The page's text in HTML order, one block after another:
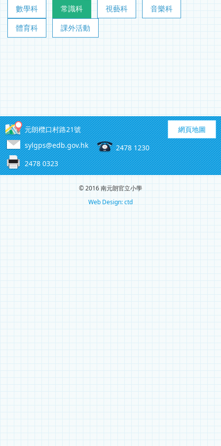
數學科
常識科 視藝科
音樂科
體育科
課外活動
網頁地圖
元朗欖口村路21號
sylgps@edb.gov.hk
2478 1230
2478 0323
© 2016 南元朗官立小學
Web Design: ctd